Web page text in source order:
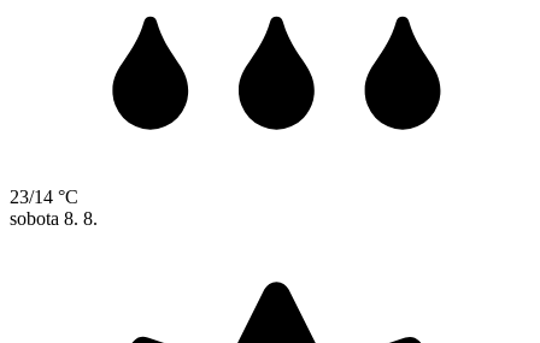
23/14 °C
sobota 8. 8.